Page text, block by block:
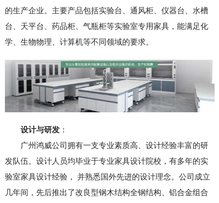
的生产企业。主要产品包括实验台、通风柜、仪器台、水槽
台、天平台、药品柜、气瓶柜等实验室专用家具，能满足化
学、生物物理、计算机等不同领域的要求。
设计与研发：
广州鸿威公司拥有一支专业素质高、设计经验丰富的研
发队伍。设计人员均毕业于专业家具设计院校，有多年的实
验室家具设计经验， 并熟悉国外先进的设计理念。公司成立
几年间，先后推出了改良型钢木结构全钢结构、铝合金组合